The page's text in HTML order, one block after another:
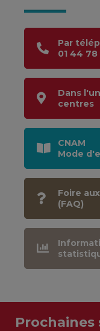
Par
01 44 78
Dans
centres
CNAM
Mode
Foire
(FAQ)